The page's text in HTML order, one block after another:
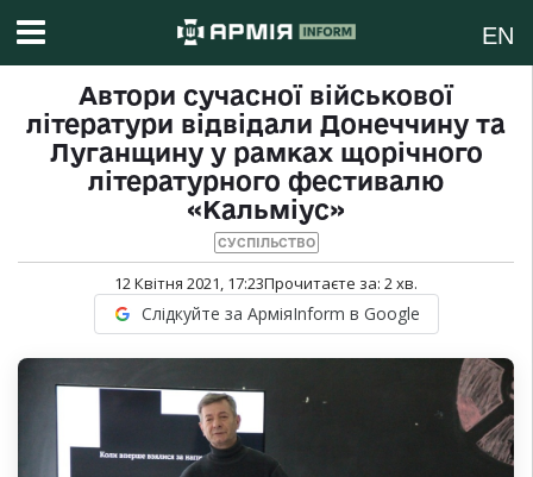
EN
Автори сучасної військової
літератури відвідали Донеччину та
Луганщину у рамках щорічного
літературного фестивалю
«Кальміус»
СУСПІЛЬСТВО
12 Квітня 2021, 17:23Прочитаєте за: 2хв.
Слідкуйте за АрміяInform в Google